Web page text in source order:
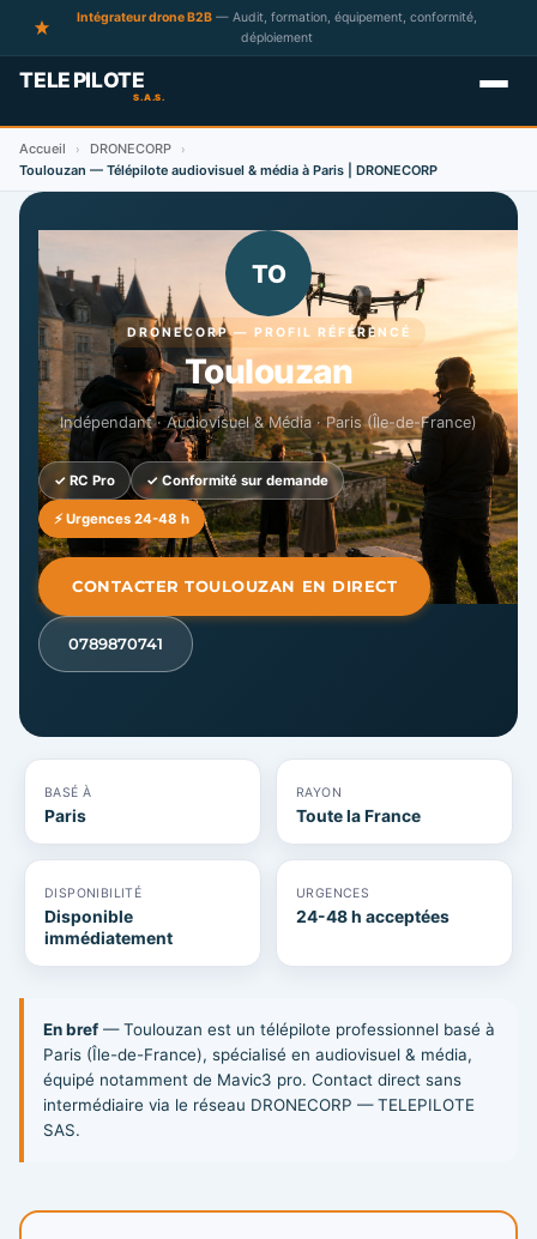
Intégrateur drone B2B — Audit, formation, équipement, conformité,
déploiement
Accueil › DRONECORP ›
Toulouzan — Télépilote audiovisuel & média à Paris | DRONECORP
TO
DRONECORP — PROFIL RÉFÉRENCÉ
Toulouzan
Indépendant · Audiovisuel & Média · Paris (Île-de-France)
✓ RC Pro ✓ Conformité sur demande
⚡ Urgences 24-48 h
CONTACTER TOULOUZAN EN DIRECT
0789870741
BASÉ À
Paris
RAYON
Toute la France
DISPONIBILITÉ
Disponible
immédiatement
URGENCES
24-48 h acceptées
En bref — Toulouzan est un télépilote professionnel basé à
Paris (Île-de-France), spécialisé en audiovisuel & média,
équipé notamment de Mavic3 pro. Contact direct sans
intermédiaire via le réseau DRONECORP — TELEPILOTE
SAS.